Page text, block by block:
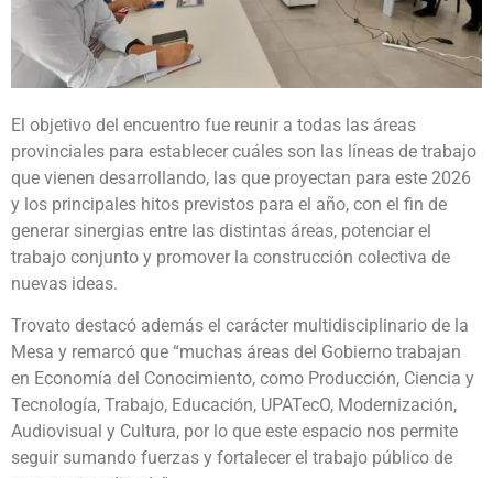
El objetivo del encuentro fue reunir a todas las áreas
provinciales para establecer cuáles son las líneas de trabajo
que vienen desarrollando, las que proyectan para este 2026
y los principales hitos previstos para el año, con el fin de
generar sinergias entre las distintas áreas, potenciar el
trabajo conjunto y promover la construcción colectiva de
nuevas ideas.
Trovato destacó además el carácter multidisciplinario de la
Mesa y remarcó que “muchas áreas del Gobierno trabajan
en Economía del Conocimiento, como Producción, Ciencia y
Tecnología, Trabajo, Educación, UPATecO, Modernización,
Audiovisual y Cultura, por lo que este espacio nos permite
seguir sumando fuerzas y fortalecer el trabajo público de